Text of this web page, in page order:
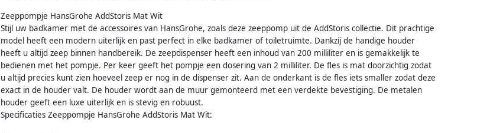
Zeeppompje HansGrohe AddStoris Mat Wit
Stijl uw badkamer met de accessoires van HansGrohe, zoals deze zeeppomp uit de AddStoris collectie. Dit prachtige
model heeft een modern uiterlijk en past perfect in elke badkamer of toiletruimte. Dankzij de handige houder
heeft u altijd zeep binnen handbereik. De zeepdispenser heeft een inhoud van 200 milliliter en is gemakkelijk te
bedienen met het pompje. Per keer geeft het pompje een dosering van 2 milliliter. De fles is mat doorzichtig zodat
u altijd precies kunt zien hoeveel zeep er nog in de dispenser zit. Aan de onderkant is de fles iets smaller zodat deze
exact in de houder valt. De houder wordt aan de muur gemonteerd met een verdekte bevestiging. De metalen
houder geeft een luxe uiterlijk en is stevig en robuust.
Specificaties Zeeppompje HansGrohe AddStoris Mat Wit: